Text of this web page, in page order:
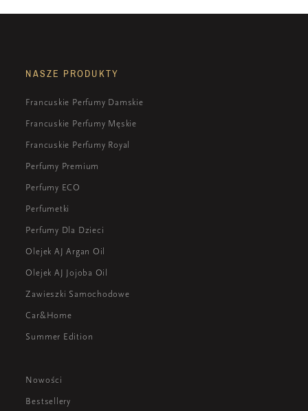
NASZE PRODUKTY
Francuskie Perfumy Damskie
Francuskie Perfumy Męskie
Francuskie Perfumy Royal
Perfumy Premium
Perfumy ECO
Perfumetki
Perfumy Dla Dzieci
Olejek AJ Argan Oil
Olejek AJ Jojoba Oil
Zawieszki Samochodowe
Car&Home
Summer Edition
Nowości
Bestsellery